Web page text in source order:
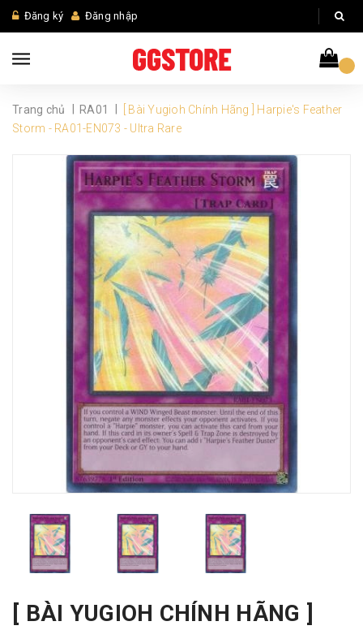
Đăng ký Đăng nhập
Trang chủ RA01
[ Bài Yugioh Chính Hãng ] Harpie's Feather
Storm - RA01-EN073 - Ultra Rare
[ BÀI YUGIOH CHÍNH HÃNG ]